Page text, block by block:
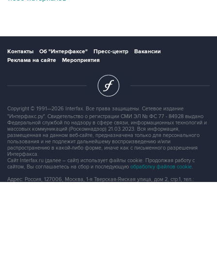
Контакты Об "Интерфаксе" Пресс-центр
Вакансии
Реклама на сайте
Мероприятия
Copyright © 1991—2026 Interfax. Все права защищены. Сетевое издание
"Интерфакс.ру". Свидетельство о регистрации СМИ ЭЛ № ФС 77 - 84928 выдано
Федеральной службой по надзору в сфере связи, информационных технологий и
массовых коммуникаций (Роскомнадзор) 21.03.2023. Вся информация,
размещенная на данном веб-сайте, предназначена только для персонального
пользования и не подлежит дальнейшему воспроизведению и/или
распространению в какой-либо форме, иначе как с письменного разрешения
Интерфакса.
Сайт Interfax.ru (далее – сайт) использует файлы cookie. Продолжая работу с
сайтом, Вы соглашаетесь на сбор и последующую обработку файлов cookie.
Адрес: Россия, 127006, Москва, 1-я Тверская-Ямская улица, дом 2, стр.1, тел.: